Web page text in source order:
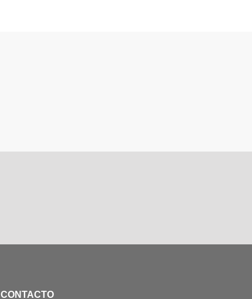
CONTACTO